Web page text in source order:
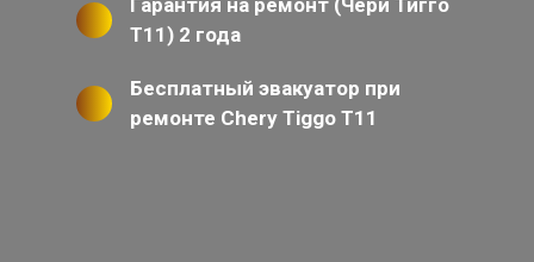
Гарантия на ремонт (Чери Тигго
Т11) 2 года
Бесплатный эвакуатор при
ремонте Chery Tiggo T11